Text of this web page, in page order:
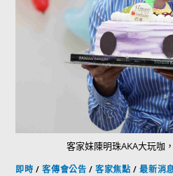
客家妹陳明珠AKA大玩咖
即時 /客傳會公告 /客家焦點 /最新消